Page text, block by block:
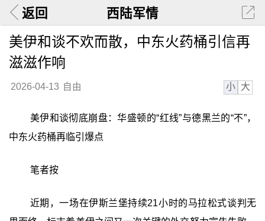
返回 西陆军情
美伊和谈不欢而散，中东火药桶引信再
滋滋作响
2026-04-13 自由 小 大
美伊和谈彻底崩盘：华盛顿的“红线”与德黑兰的“不”，
中东火药桶再临引爆点
笔者按
近期，一场在伊斯兰堡持续21小时的马拉松式谈判无